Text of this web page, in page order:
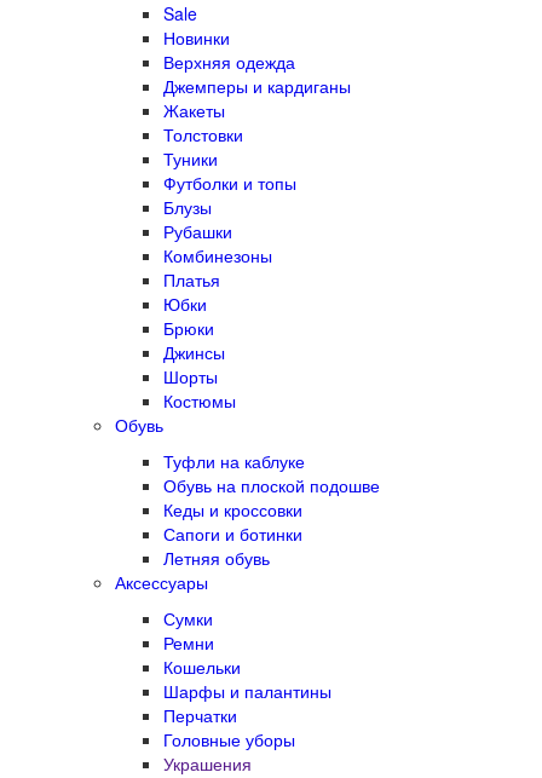
Sale
Новинки
Верхняя одежда
Джемперы и кардиганы
Жакеты
Толстовки
Туники
Футболки и топы
Блузы
Рубашки
Комбинезоны
Платья
Юбки
Брюки
Джинсы
Шорты
Костюмы
Обувь
Туфли на каблуке
Обувь на плоской подошве
Кеды и кроссовки
Сапоги и ботинки
Летняя обувь
Аксессуары
Сумки
Ремни
Кошельки
Шарфы и палантины
Перчатки
Головные уборы
Украшения